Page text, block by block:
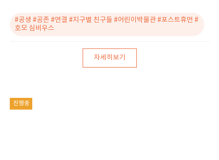
#공생 #공존 #연결 #지구별 친구들 #어린이박물관 #포스트휴먼 #
호모 심비우스
자세히보기
진행중